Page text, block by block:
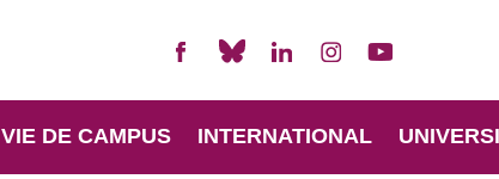
VIE DE CAMPUS INTERNATIONAL